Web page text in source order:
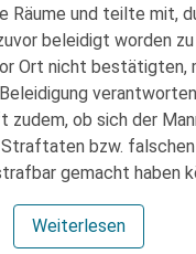
Räume und teilte mit,
beleidigt worden zu
Ort nicht bestätigten,
zudem, ob sich der
bzw. falschen
gemacht haben
Weiterlesen